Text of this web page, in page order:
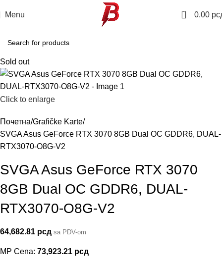
Menu 0 0.00
Sold out
Click to enlarge
Почетна Grafičke Karte
SVGA Asus GeForce RTX 3070 8GB Dual OC GDDR6, DUAL-
RTX3070-O8G-V2
SVGA Asus GeForce RTX 3070
8GB Dual OC GDDR6, DUAL-
RTX3070-O8G-V2
64,682.81 рсд sa PDV-om
MP Cena: 73,923.21 рсд